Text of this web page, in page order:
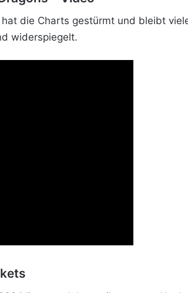
die Charts gestürmt und bleibt
widerspiegelt.